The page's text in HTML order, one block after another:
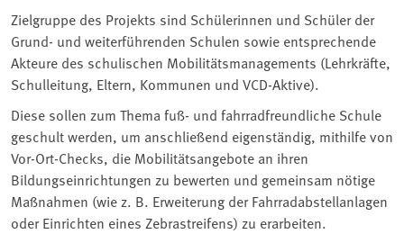
Zielgruppe des Projekts sind Schülerinnen und Schüler der
Grund- und weiterführenden Schulen sowie entsprechende
Akteure des schulischen Mobilitätsmanagements (Lehrkräfte,
Schulleitung, Eltern, Kommunen und VCD-Aktive).
Diese sollen zum Thema fuß- und fahrradfreundliche Schule
geschult werden, um anschließend eigenständig, mithilfe von
Vor-Ort-Checks, die Mobilitätsangebote an ihren
Bildungseinrichtungen zu bewerten und gemeinsam nötige
Maßnahmen (wie z. B. Erweiterung der Fahrradabstellanlagen
oder Einrichten eines Zebrastreifens) zu erarbeiten.